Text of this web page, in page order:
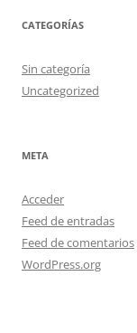
CATEGORÍAS
Sin categoría
Uncategorized
META
Acceder
Feed de entradas
Feed de comentarios
WordPress.org